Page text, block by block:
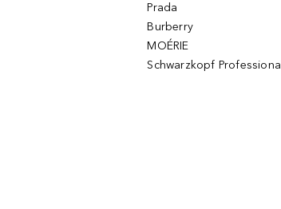
Prada
Burberry
MOÉRIE
Schwarzkopf Professional